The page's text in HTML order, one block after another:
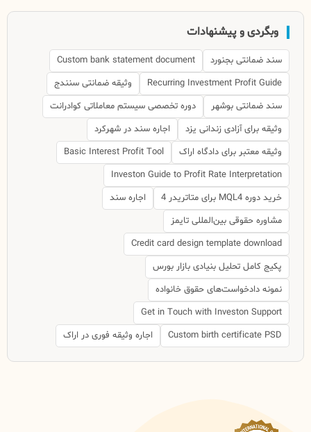
وبگردی و پیشنهادات
سند ضمانتی بجنورد
Custom bank statement document
Recurring Investment Profit Guide
وثیقه ضمانتی سنندج
سند ضمانتی بوشهر
دوره تخصصی سیستم معاملاتی کوادرانت
وثیقه برای آزادی زندانی یزد
اجاره سند در شهرکرد
وثیقه معتبر برای دادگاه اراک
Basic Interest Profit Tool
Investon Guide to Profit Rate Interpretation
خرید دوره MQL4 برای متاتریدر 4
اجاره سند
مشاوره حقوقی بین‌المللی تایمز
Credit card design template download
پکیج کامل تحلیل بنیادی بازار بورس
نمونه دادخواست‌های حقوق خانواده
Get in Touch with Investon Support
Custom birth certificate PSD
اجاره وثیقه فوری در اراک